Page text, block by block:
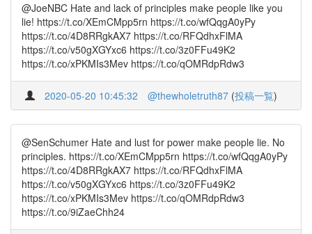
@JoeNBC Hate and lack of principles make people like you
lie! https://t.co/XEmCMpp5rn https://t.co/wfQqgA0yPy
https://t.co/4D8RRgkAX7 https://t.co/RFQdhxFlMA
https://t.co/v50gXGYxc6 https://t.co/3z0FFu49K2
https://t.co/xPKMIs3Mev https://t.co/qOMRdpRdw3
2020-05-20 10:45:32 @thewholetruth87 (投稿一覧)
@SenSchumer Hate and lust for power make people lie. No
principles. https://t.co/XEmCMpp5rn https://t.co/wfQqgA0yPy
https://t.co/4D8RRgkAX7 https://t.co/RFQdhxFlMA
https://t.co/v50gXGYxc6 https://t.co/3z0FFu49K2
https://t.co/xPKMIs3Mev https://t.co/qOMRdpRdw3
https://t.co/9iZaeChh24